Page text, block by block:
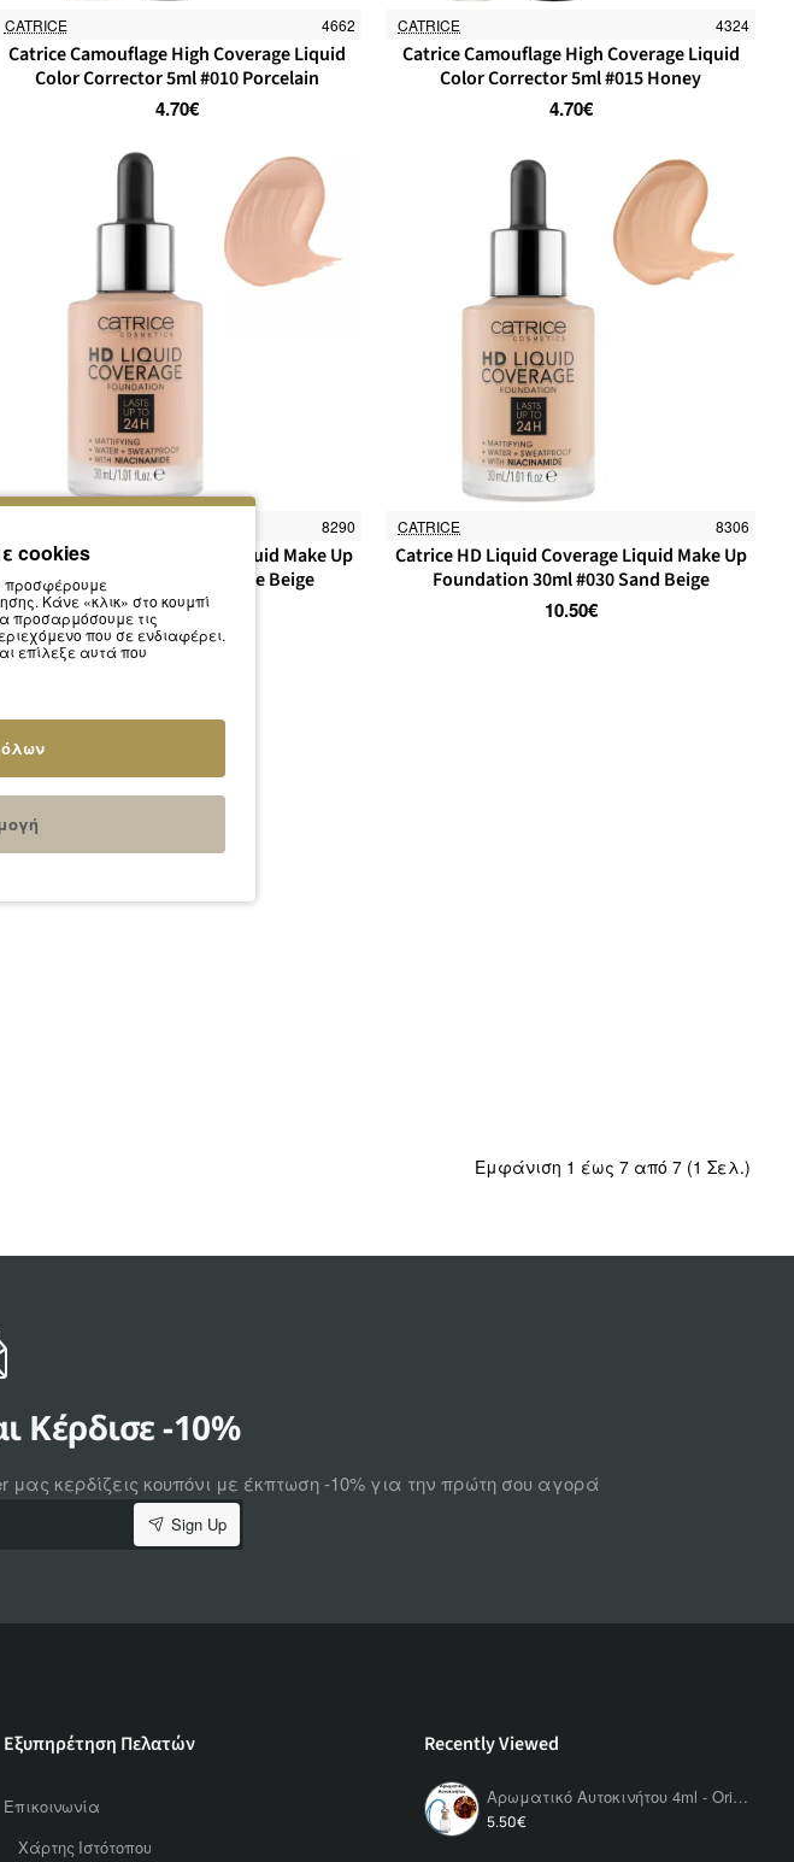
CATRICE 4662
Catrice Camouflage High Coverage Liquid
Color Corrector 5ml #010 Porcelain
4.70€
CATRICE 4324
Catrice Camouflage High Coverage Liquid
Color Corrector 5ml #015 Honey
4.70€
8290
Catrice HD Liquid Coverage Liquid Make Up
Foundation 30ml #020 Rose Beige
10.50€
CATRICE 8306
Catrice HD Liquid Coverage Liquid Make Up
Foundation 30ml #030 Sand Beige
10.50€
Εμφάνιση 1 έως 7 από 7 (1 Σελ.)
Κέρδισε -10%
κερδίζεις κουπόνι με έκπτωση -10% για την πρώτη σου αγορά
Sign Up
Εξυπηρέτηση Πελατών
Επικοινωνία
Χάρτης Ιστότοπου
Recently Viewed
Αρωματικό Αυτοκινήτου 4ml - Orion Classic Women
5.50€
cookies
προσφέρουμε
Κάνε «κλικ» στο κουμπί
προσαρμόσουμε τις
που σε ενδιαφέρει.
επίλεξε αυτά που